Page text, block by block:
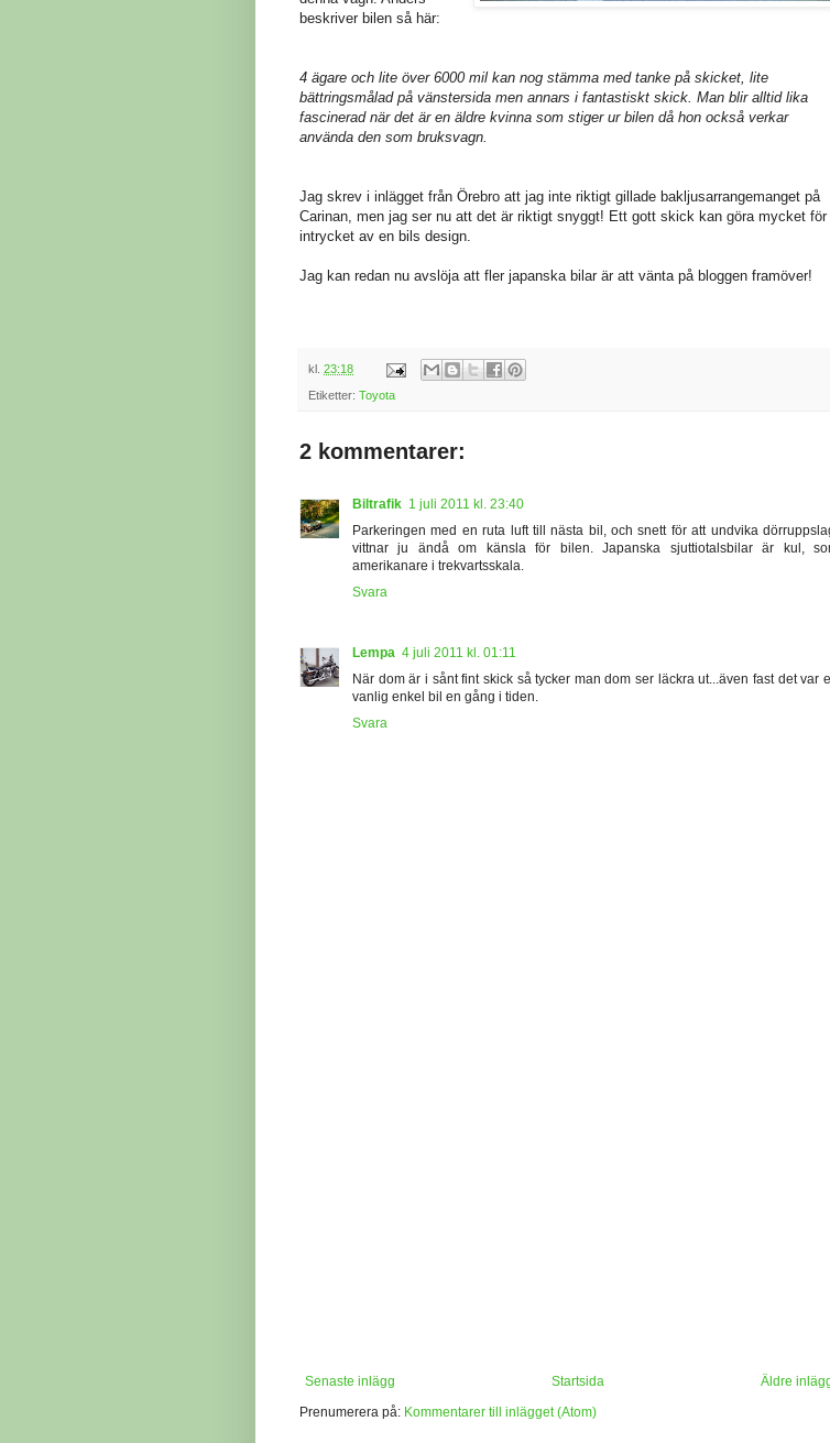
beskriver bilen så här:
4 ägare och lite över 6000 mil kan nog stämma med tanke på skicket, lite
bättringsmålad på vänstersida men annars i fantastiskt skick. Man blir alltid lika
fascinerad när det är en äldre kvinna som stiger ur bilen då hon också verkar
använda den som bruksvagn.
Jag skrev i inlägget från Örebro att jag inte riktigt gillade bakljusarrangemanget på
Carinan, men jag ser nu att det är riktigt snyggt! Ett gott skick kan göra mycket för
intrycket av en bils design.
Jag kan redan nu avslöja att fler japanska bilar är att vänta på bloggen framöver!
kl. 23:18
Etiketter: Toyota
2 kommentarer:
Biltrafik 1 juli 2011 kl. 23:40
Parkeringen med en ruta luft till nästa bil, och snett för att undvika
vittnar ju ändå om känsla för bilen. Japanska sjuttiotalsbilar är kul,
amerikanare i trekvartsskala.
Svara
Lempa 4 juli 2011 kl. 01:11
När dom är i sånt fint skick så tycker man dom ser läckra ut...även fast det var
vanlig enkel bil en gång i tiden.
Svara
Senaste inlägg Äldre
Startsida
Prenumerera på: Kommentarer till inlägget (Atom)